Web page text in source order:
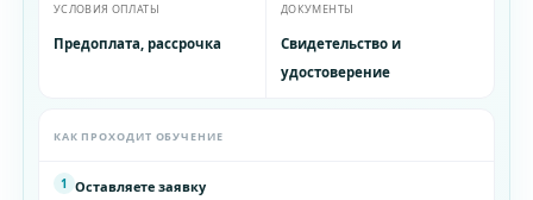
УСЛОВИЯ ОПЛАТЫ
Предоплата, рассрочка
ДОКУМЕНТЫ
Свидетельство и
удостоверение
КАК ПРОХОДИТ ОБУЧЕНИЕ
1 Оставляете заявку